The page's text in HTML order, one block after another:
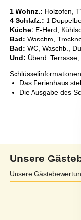
1 Wohnz.: Holzofen,
4 Schlafz.: 1
Küche: E-Herd,
Bad: Waschm,
Bad: WC, Waschb.,
Und: Überd.
Schlüsselinformationen
Das Ferienhaus
Die Ausgabe des
Unsere
Unsere